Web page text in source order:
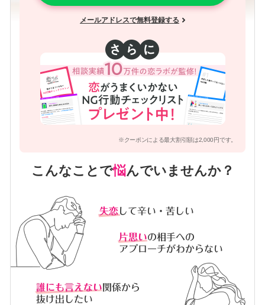
メールアドレスで無料登録する
※クーポンによる最大割引額は2,000円です。
こんなことで悩んでいませんか？